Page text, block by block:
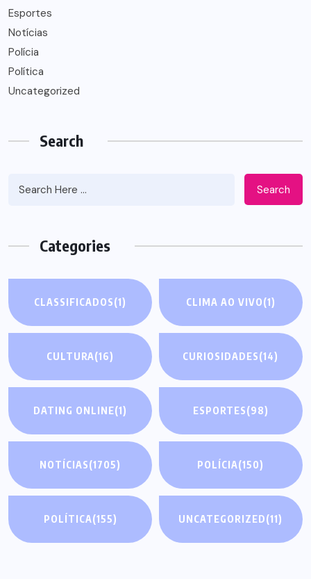
Esportes
Notícias
Polícia
Política
Uncategorized
Search
Search
Categories
CLASSIFICADOS(1) CLIMA AO VIVO(1)
CULTURA(16) CURIOSIDADES(14)
DATING ONLINE(1) ESPORTES(98)
NOTÍCIAS(1705) POLÍCIA(150)
POLÍTICA(155) UNCATEGORIZED(11)